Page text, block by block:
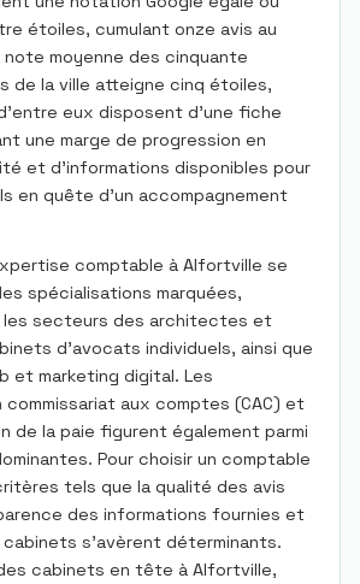
étoiles, cumulant onze avis au
moyenne des cinquante
de la ville atteigne cinq étoiles,
eux disposent d’une fiche
une marge de progression en
et d’informations disponibles pour
en quête d’un accompagnement
comptable à Alfortville se
spécialisations marquées,
les secteurs des architectes et
d’avocats individuels, ainsi que
et marketing digital. Les
aux comptes (CAC) et
de la paie figurent également parmi
Pour choisir un comptable
tels que la qualité des avis
des informations fournies et
s’avèrent déterminants.
cabinets en tête à Alfortville,